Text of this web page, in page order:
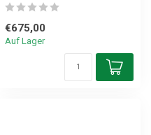
€675,00
Auf Lager